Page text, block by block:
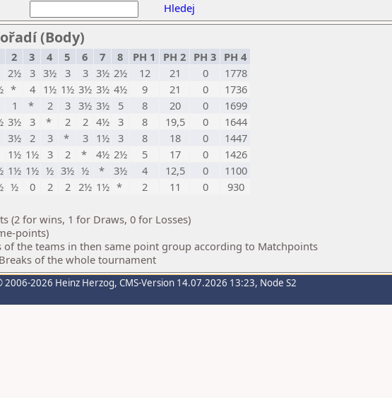
Hledej
(Body)
2 3 4 5 6 7 8 PH 1 PH 2 PH 3 PH 4
2½ 3 3½ 3 3 3½ 2½ 12 21 0
1778
* 4 1½ 1½ 3½ 3½ 4½ 9 21 0
1736
1 * 2 3 3½ 3½ 5 8 20 0
1699
3½ 3 * 2 2 4½ 3 8 19,5 0
1644
3½ 2 3 * 3 1½ 3 8 18 0
1447
1½ 1½ 3 2 * 4½ 2½ 5 17 0
1426
1½ 1½ ½ 3½ ½ * 3½ 4 12,5 0
1100
½ 0 2 2 2½ 1½ * 2 11 0
930
(2 for wins, 1 for Draws, 0 for Losses)
points)
of the teams in then same point group according to Matchpoints
of the whole tournament
2006-2026 Heinz Herzog, CMS-Version 14.07.2026 13:23, Node S2